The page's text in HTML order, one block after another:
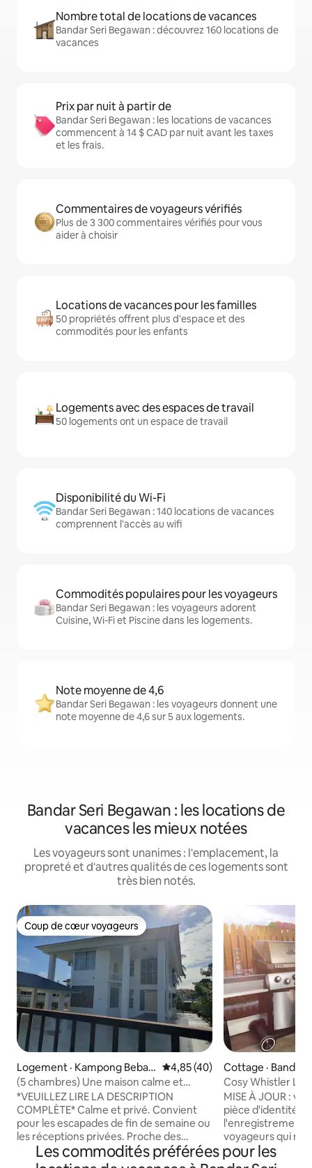
Nombre total de locations de vacances
Bandar Seri Begawan : découvrez 160 locations de
vacances
Prix par nuit à partir de
Bandar Seri Begawan : les locations de vacances
commencent à 14 $ CAD par nuit avant les taxes
et les frais.
Commentaires de voyageurs vérifiés
Plus de 3 300 commentaires vérifiés pour vous
aider à choisir
Locations de vacances pour les familles
50 propriétés offrent plus d'espace et des
commodités pour les enfants
Logements avec des espaces de travail
50 logements ont un espace de travail
Disponibilité du Wi-Fi
Bandar Seri Begawan : 140 locations de vacances
comprennent l'accès au wifi
Commodités populaires pour les voyageurs
Bandar Seri Begawan : les voyageurs adorent
Cuisine, Wi-Fi et Piscine dans les logements.
Note moyenne de 4,6
Bandar Seri Begawan : les voyageurs donnent une
note moyenne de 4,6 sur 5 aux logements.
Bandar Seri Begawan : les locations de
vacances les mieux notées
Les voyageurs sont unanimes : l'emplacement, la
propreté et d'autres qualités de ces logements sont
très bien notés.
Coup de cœur voyageurs
Coup de cœur voyageurs
Logement · Kampong Bebati
k
Note moyenne de 4,85 sur 5,
4,85 (40)
(5 chambres) Une maison calme et
privée
*VEUILLEZ LIRE LA DESCRIPTION
COMPLÈTE* Calme et privé. Convient
pour les escapades de fin de semaine ou
les réceptions privées. Proche des
commodités. Prise en charge et retour à
l'aéroport disponibles. Veuillez indiquer
Cottage · Bandar
wan
Cosy Whistler
MISE À JOUR :
pièce d'identité
l'enregistrement,
voyageurs qui ne
lodge est un
industriel équipé
Les commodités préférées pour les